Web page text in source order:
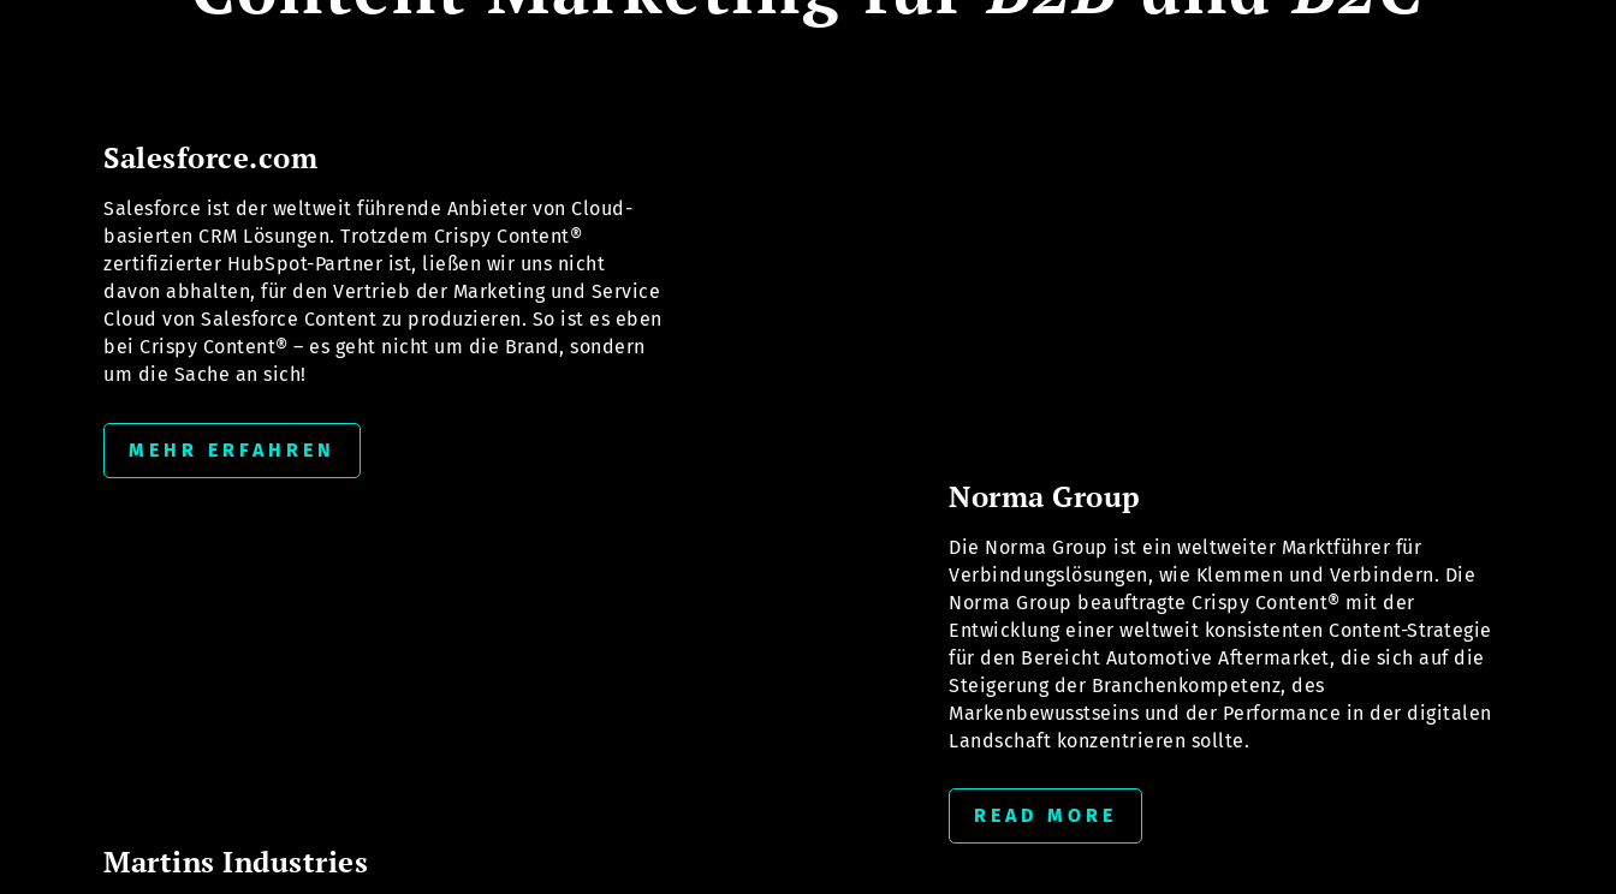
Salesforce.com
Salesforce ist der weltweit führende Anbieter von Cloud-
basierten CRM Lösungen. Trotzdem Crispy Content®
zertifizierter HubSpot-Partner ist, ließen wir uns nicht
davon abhalten, für den Vertrieb der Marketing und Service
Cloud von Salesforce Content zu produzieren. So ist es eben
bei Crispy Content® – es geht nicht um die Brand, sondern
um die Sache an sich!
MEHR ERFAHREN
Norma Group
Die Norma Group ist ein weltweiter Marktführer für
Verbindungslösungen, wie Klemmen und Verbindern. Die
Norma Group beauftragte Crispy Content® mit der
Entwicklung einer weltweit konsistenten Content-Strategie
für den Bereicht Automotive Aftermarket, die sich auf die
Steigerung der Branchenkompetenz, des
Markenbewusstseins und der Performance in der digitalen
Landschaft konzentrieren sollte.
READ MORE
Martins Industries